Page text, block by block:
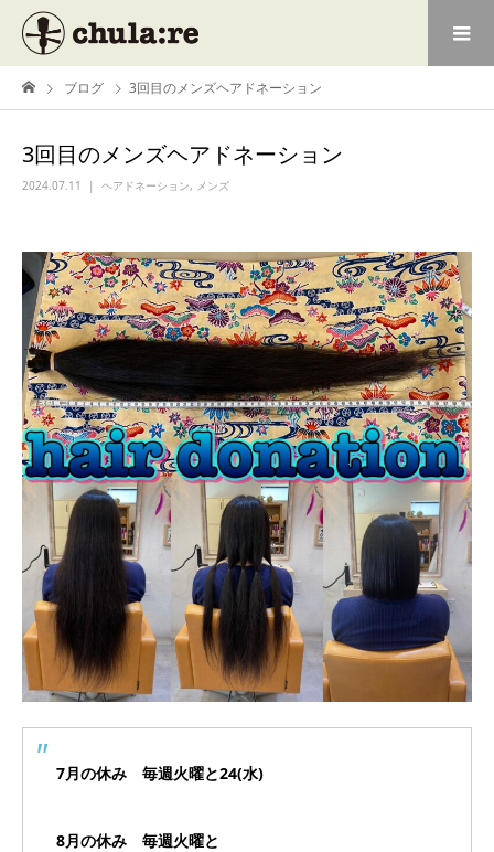
ブログ 3回目のメンズヘアドネーション
3回目のメンズヘアドネーション
2024.07.11 ヘアドネーション, メンズ
7月の休み 毎週火曜と24(水)
8月の休み 毎週火曜と